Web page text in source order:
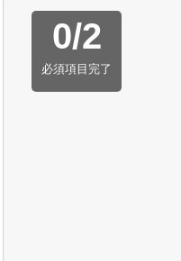
0/2
必須項目完了